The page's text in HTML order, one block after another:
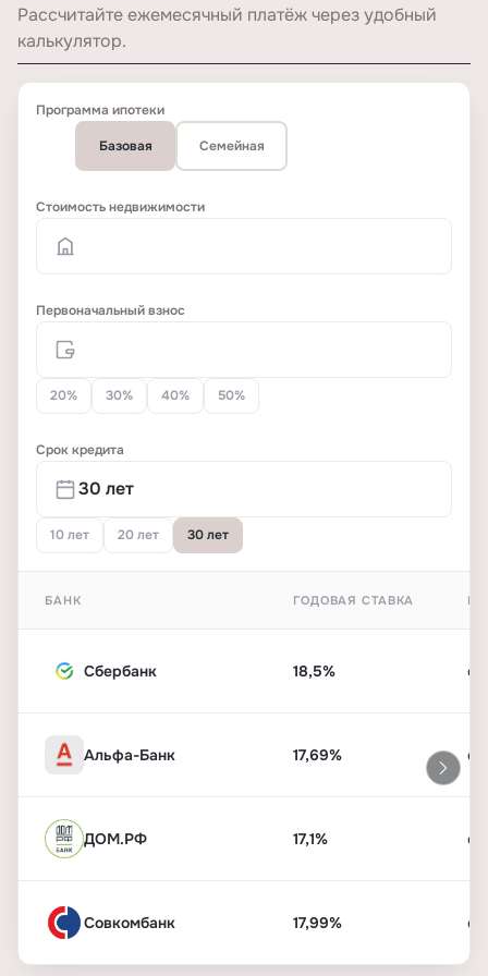
Рассчитайте ежемесячный платёж через удобный
калькулятор.
Программа ипотеки
Базовая Семейная
Стоимость недвижимости
Первоначальный взнос
20% 30% 40% 50%
Срок кредита
10 лет 20 лет 30 лет
БАНК ГОДОВАЯ СТАВКА
Сбербанк 18,5%
Альфа-Банк 17,69%
ДОМ.РФ 17,1%
Совкомбанк 17,99%